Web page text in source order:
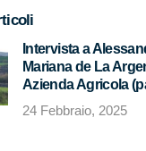
Intervista a
Mariana de La
Azienda Agricola
24 Febbraio, 2025